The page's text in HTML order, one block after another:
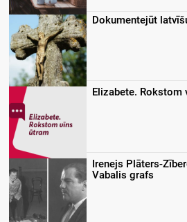
Dokumentejūt
Elizabete. Rokstom
Irenejs Plāters-
Vabalis grafs